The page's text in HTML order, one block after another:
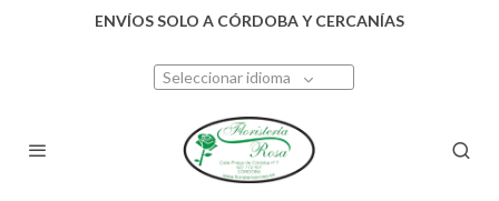
ENVÍOS SOLO A CÓRDOBA Y CERCANÍAS
Seleccionar idioma